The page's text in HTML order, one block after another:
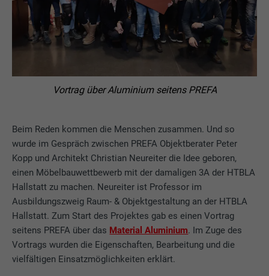
Beim Reden kommen die Menschen zusammen. Und so
wurde im Gespräch zwischen PREFA Objektberater Peter
Kopp und Architekt Christian Neureiter die Idee geboren,
einen Möbelbauwettbewerb mit der damaligen 3A der HTBLA
Hallstatt zu machen. Neureiter ist Professor im
Ausbildungszweig Raum- & Objektgestaltung an der HTBLA
Hallstatt. Zum Start des Projektes gab es einen Vortrag
seitens PREFA über das Material Aluminium. Im Zuge des
Vortrags wurden die Eigenschaften, Bearbeitung und die
vielfältigen Einsatzmöglichkeiten erklärt.
Vortrag über Aluminium seitens PREFA